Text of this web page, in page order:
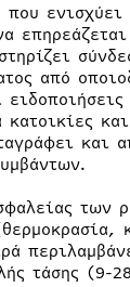
ενισχύει
από
και
των
τάσης (9-